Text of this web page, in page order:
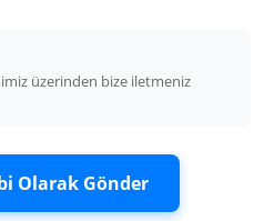
üzerinden bize iletmeniz
Olarak Gönder